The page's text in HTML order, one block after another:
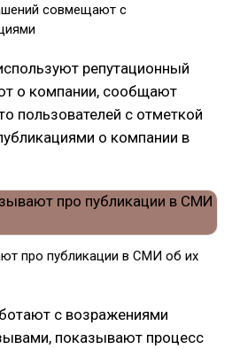
совмещают с
репутационный
о компании, сообщают
пользователей с отметкой
о компании в
про публикации в СМИ об их
с возражениями
показывают процесс